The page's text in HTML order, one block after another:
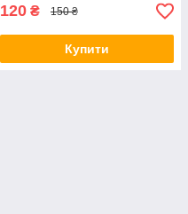
120 ₴ 150 ₴
Купити